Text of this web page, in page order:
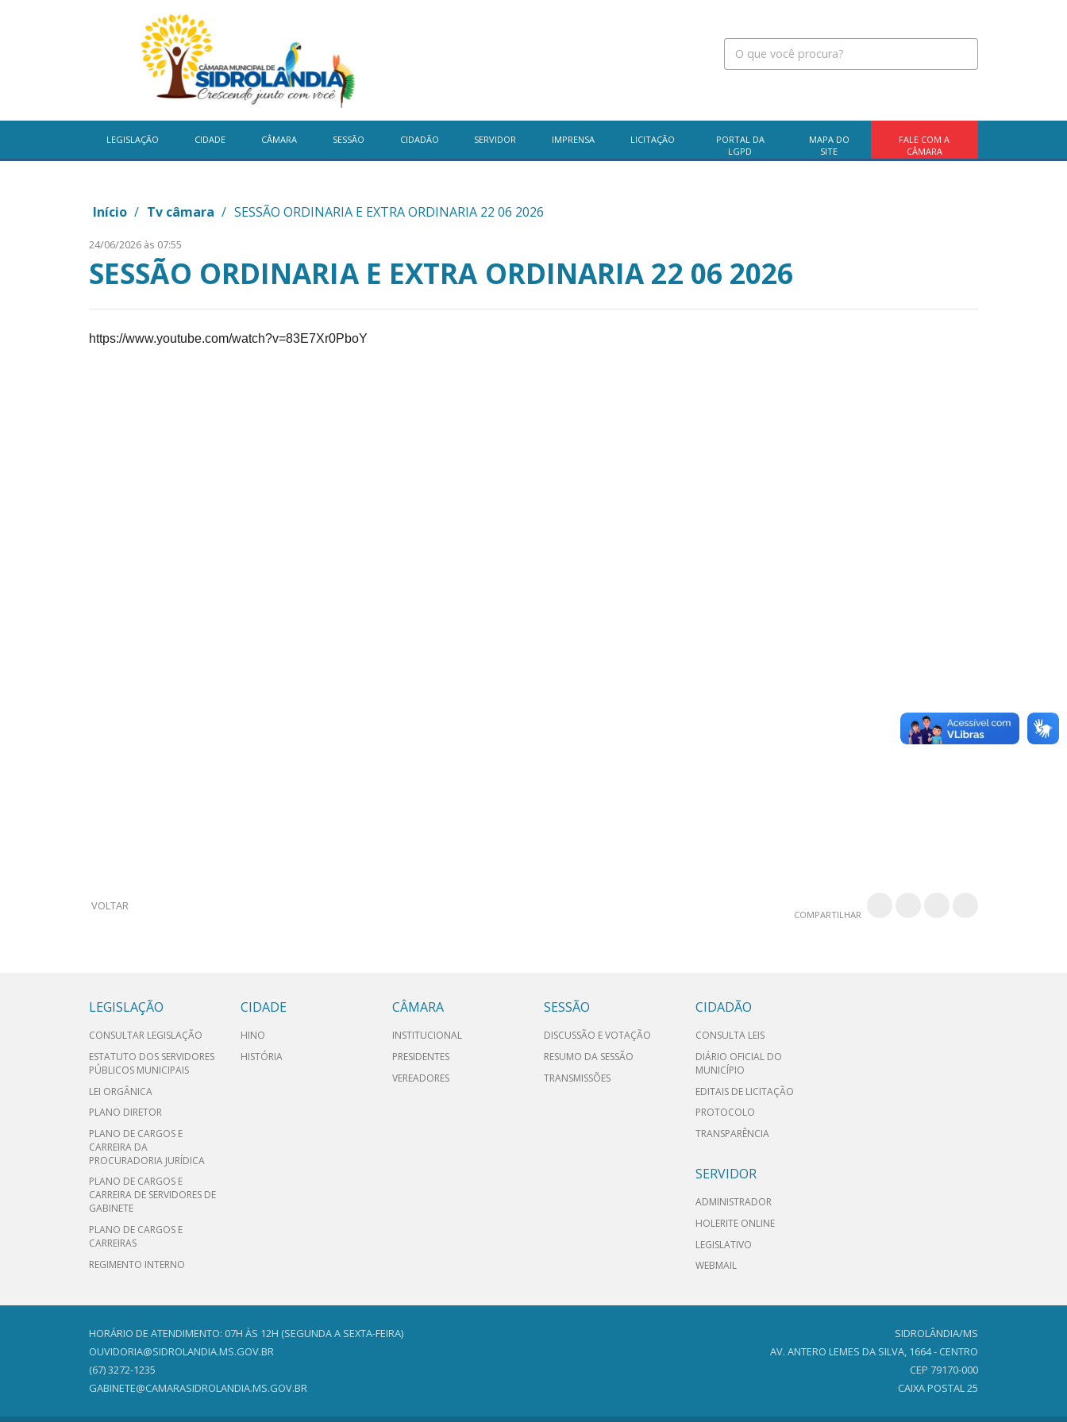
LEGISLAÇÃO CIDADE CÂMARA SESSÃO CIDADÃO SERVIDOR IMPRENSA LICITAÇÃO
PORTAL DA
LGPD
MAPA DO
SITE
FALE COM A
CÂMARA
Início / Tv câmara / SESSÃO ORDINARIA E EXTRA ORDINARIA 22 06 2026
24/06/2026 às 07:55
SESSÃO ORDINARIA E EXTRA ORDINARIA 22 06 2026
https://www.youtube.com/watch?v=83E7Xr0PboY
VOLTAR
COMPARTILHAR
LEGISLAÇÃO
CONSULTAR LEGISLAÇÃO
ESTATUTO DOS SERVIDORES
PÚBLICOS MUNICIPAIS
LEI ORGÂNICA
PLANO DIRETOR
PLANO DE CARGOS E
CARREIRA DA
PROCURADORIA JURÍDICA
PLANO DE CARGOS E
CARREIRA DE SERVIDORES DE
GABINETE
PLANO DE CARGOS E
CARREIRAS
REGIMENTO INTERNO
CIDADE
HINO
HISTÓRIA
CÂMARA
INSTITUCIONAL
PRESIDENTES
VEREADORES
SESSÃO
DISCUSSÃO E VOTAÇÃO
RESUMO DA SESSÃO
TRANSMISSÕES
CIDADÃO
CONSULTA LEIS
DIÁRIO OFICIAL DO
MUNICÍPIO
EDITAIS DE LICITAÇÃO
PROTOCOLO
TRANSPARÊNCIA
SERVIDOR
ADMINISTRADOR
HOLERITE ONLINE
LEGISLATIVO
WEBMAIL
HORÁRIO DE ATENDIMENTO: 07H ÀS 12H (SEGUNDA A SEXTA-FEIRA)
OUVIDORIA@SIDROLANDIA.MS.GOV.BR
(67) 3272-1235
GABINETE@CAMARASIDROLANDIA.MS.GOV.BR
SIDROLÂNDIA/MS
AV. ANTERO LEMES DA SILVA, 1664 - CENTRO
CEP 79170-000
CAIXA POSTAL 25